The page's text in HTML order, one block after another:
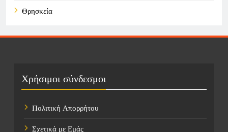
Θρησκεία
Πολιτική
Χρήσιμοι σύνδεσμοι
Πολιτική Απορρήτου
Σχετικά με Εμάς